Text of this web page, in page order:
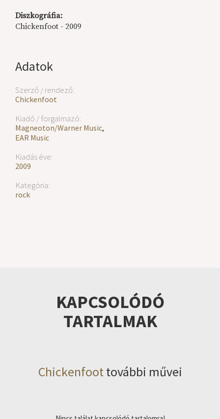
Adatok
Szerző / rendező:
Chickenfoot
Kiadó / forgalmazó:
Magneoton/Warner Music,
EAR Music
Kiadás éve:
2009
Kategória:
rock
Diszkográfia:
Chickenfoot - 2009
KAPCSOLÓDÓ
TARTALMAK
Chickenfoottovábbi művei